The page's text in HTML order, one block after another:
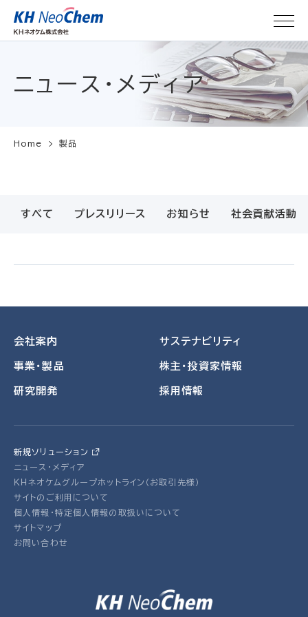
ニュース・メディア
Home 製品
すべて プレスリリース お知らせ 社会貢献活動
会社案内
事業・製品
研究開発
サステナビリティ
株主・投資家情報
採用情報
新規ソリューション
ニュース・メディア
ＫＨネオケムグループホットライン（お取引先様）
サイトのご利用について
個人情報・特定個人情報の取扱いについて
サイトマップ
お問い合わせ